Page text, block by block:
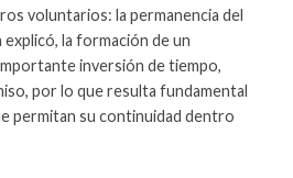
voluntarios: la permanencia del
la formación de un
inversión de tiempo,
por lo que resulta fundamental
permitan su continuidad dentro